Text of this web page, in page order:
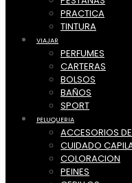
PRACTICA
TINTURA
VIAJAR
PERFUMES
CARTERAS
BOLSOS
BAÑOS
SPORT
PELUQUERIA
ACCESORIOS
CUIDADO
COLORACION
PEINES